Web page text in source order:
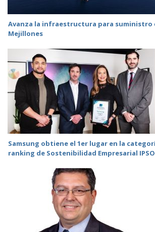
Avanza la infraestructura para suministro
Mejillones
Samsung obtiene el 1er lugar en la
ranking de Sostenibilidad Empresarial